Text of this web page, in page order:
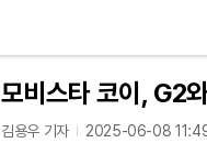
모비스타 코이, G2
김용우 기자 2025-06-08